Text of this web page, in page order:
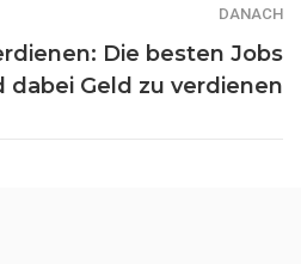
DANACH
Die besten Jobs
dabei Geld zu verdienen